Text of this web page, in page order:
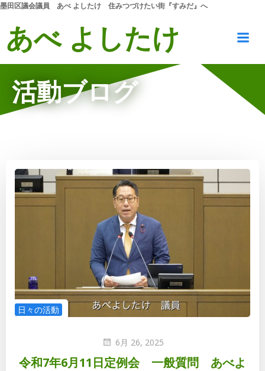
コ
テ
ン
ツ
へ
ス
墨田区議会議員 あべ よしたけ 住みつづけたい街『すみだ』へ
あべ よしたけ
活動ブログ
日々の活動
6月 26, 2025
令和7年6月11日定例会 一般質問 あべよ